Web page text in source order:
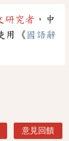
研究者 ，中
用《 國語辭
意見回饋